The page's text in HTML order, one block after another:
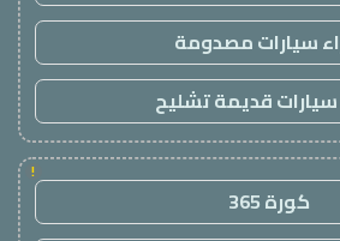
سيارات مصدومة
قديمة تشليح
!
كورة 365